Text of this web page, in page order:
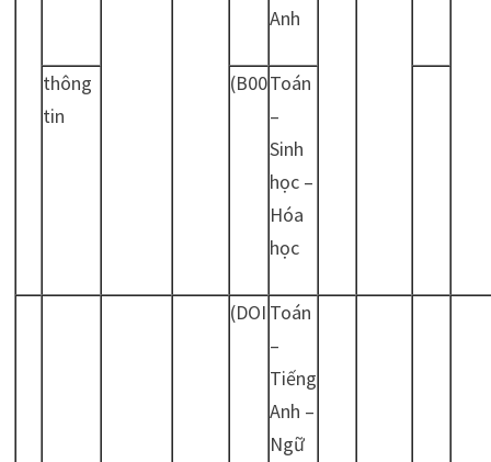
Anh
thông
tin
(B00Toán
–
Sinh
học –
Hóa
học
(DOI Toán
–
Tiếng
Anh –
Ngữ